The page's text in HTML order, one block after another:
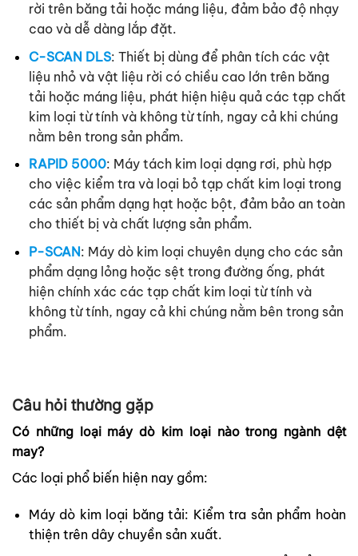
rời trên băng tải hoặc máng liệu, đảm bảo độ nhạy
cao và dễ dàng lắp đặt. ​
C-SCAN DLS: Thiết bị dùng để phân tích các vật
liệu nhỏ và vật liệu rời có chiều cao lớn trên băng
tải hoặc máng liệu, phát hiện hiệu quả các tạp chất
kim loại từ tính và không từ tính, ngay cả khi chúng
nằm bên trong sản phẩm.
RAPID 5000: Máy tách kim loại dạng rơi, phù hợp
cho việc kiểm tra và loại bỏ tạp chất kim loại trong
các sản phẩm dạng hạt hoặc bột, đảm bảo an toàn
cho thiết bị và chất lượng sản phẩm.​
P-SCAN: Máy dò kim loại chuyên dụng cho các sản
phẩm dạng lỏng hoặc sệt trong đường ống, phát
hiện chính xác các tạp chất kim loại từ tính và
không từ tính, ngay cả khi chúng nằm bên trong sản
phẩm.
Câu hỏi thường gặp
Có những loại máy dò kim loại nào trong ngành dệt
may?
Các loại phổ biến hiện nay gồm:
Máy dò kim loại băng tải: Kiểm tra sản phẩm hoàn
thiện trên dây chuyền sản xuất.